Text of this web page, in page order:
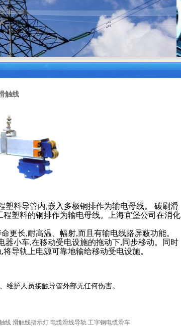
触线
塑料导管内,嵌入多极铜排作为输电母线。 碳刷滑
塑料的铜排作为输电母线。上海宜堡公司在消化
更长,耐高温、幅射,而且有输电线路屏蔽功能。
器小车,在移动受电设施的拖动下,同步移动。同时
导轨上电源可靠地输给移动受电设施。
护人员接触导管外部无任何伤害。
线 滑触线指示灯 电缆滑线导轨 工字钢电缆滑车